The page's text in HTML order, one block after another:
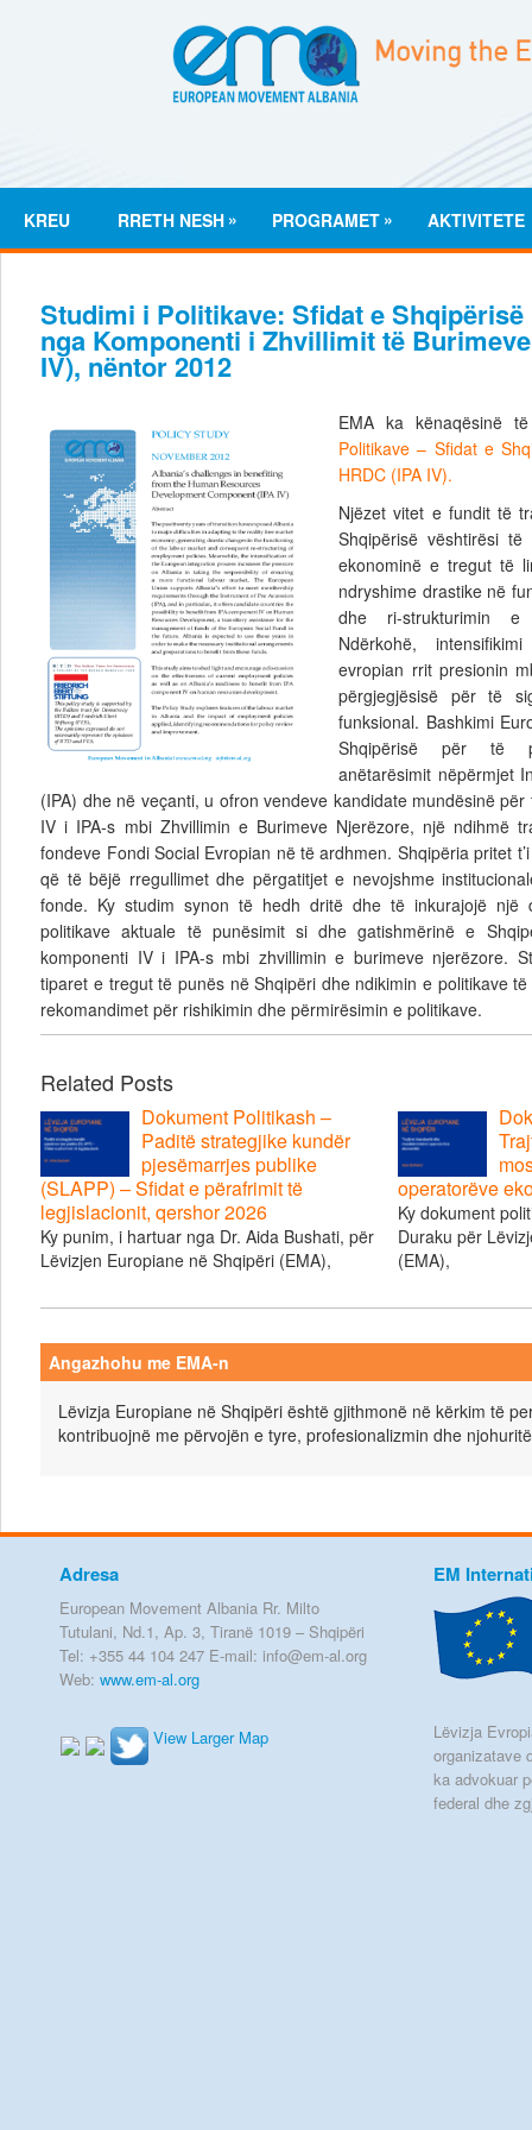
KREU RRETH NESH » PROGRAMET » AKTIVITETE
Studimi i Politikave: Sfidat e
nga Komponenti i Zhvillimit të
IV), nëntor 2012
EMA ka kënaqësinë
Politikave – Sfidat e
HRDC (IPA IV).
Njëzet vitet e fundit të
Shqipërisë vështirësi
ekonominë e tregut të
ndryshime drastike në
dhe ri-strukturimin e
Ndërkohë,
evropian rrit presionin
përgjegjësisë për të
funksional. Bashkimi
Shqipërisë për të
anëtarësimit nëpërmjet
(IPA) dhe në veçanti, u ofron vendeve kandidate mundësinë
IV i IPA-s mbi Zhvillimin e Burimeve Njerëzore, një ndihmë
fondeve Fondi Social Evropian në të ardhmen. Shqipëria pritet
që të bëjë rregullimet dhe përgatitjet e nevojshme
fonde. Ky studim synon të hedh dritë dhe të inkurajojë një
politikave aktuale të punësimit si dhe gatishmërinë e
komponenti IV i IPA-s mbi zhvillimin e burimeve njerëzore.
tiparet e tregut të punës në Shqipëri dhe ndikimin e politikave
rekomandimet për rishikimin dhe përmirësimin e politikave.
Related Posts
Dokument Politikash –
Paditë strategjike kundër
pjesëmarrjes publike
(SLAPP) – Sfidat e përafrimit të
legjislacionit, qershor 2026
Ky punim, i hartuar nga Dr. Aida Bushati, për
Lëvizjen Europiane në Shqipëri (EMA),
operatorëve
Ky dokument
Duraku për
(EMA),
Angazhohu me EMA-n
Lëvizja Europiane në Shqipëri është gjithmonë në kërkim të
kontribuojnë me përvojën e tyre, profesionalizmin dhe
Adresa
European Movement Albania Rr. Milto
Tutulani, Nd.1, Ap. 3, Tiranë 1019 – Shqipëri
Tel: +355 44 104 247 E-mail: info@em-al.org
Web: www.em-al.org
View Larger Map
EM
Lëvizja
organizatave
ka advokuar
federal dhe